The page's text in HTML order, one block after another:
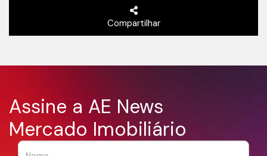
Compartilhar
Assine a AE News
Mercado Imobiliário